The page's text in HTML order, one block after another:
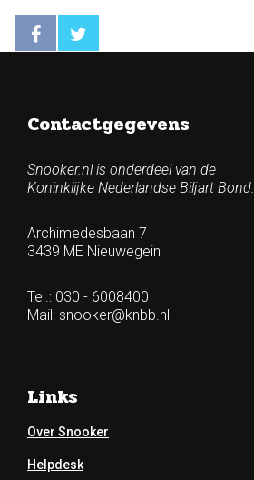
Contactgegevens
Snooker.nl is onderdeel van de
Koninklijke Nederlandse Biljart Bond.
Archimedesbaan 7
3439 ME Nieuwegein
Tel.: 030 - 6008400
Mail: snooker@knbb.nl
Links
Over Snooker
Helpdesk